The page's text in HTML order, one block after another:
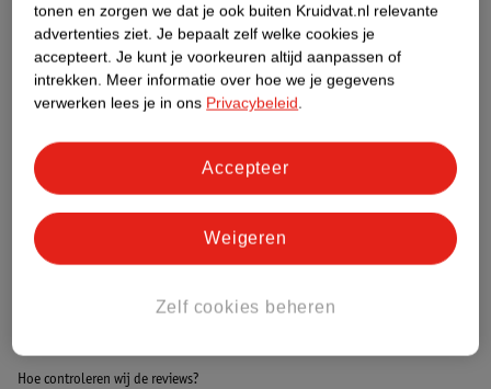
Nature Impact Score
Dit product heeft (nog) geen Nature
Impact Score.
Meer informatie
Bestel & Bezorginformatie
Hoe controleren wij de reviews?
tonen en zorgen we dat je ook buiten Kruidvat.nl relevante
advertenties ziet. Je bepaalt zelf welke cookies je
accepteert. Je kunt je voorkeuren altijd aanpassen of
intrekken. Meer informatie over hoe we je gegevens
verwerken lees je in ons Privacybeleid.
Zelf cookies beheren
Weigeren
Accepteer